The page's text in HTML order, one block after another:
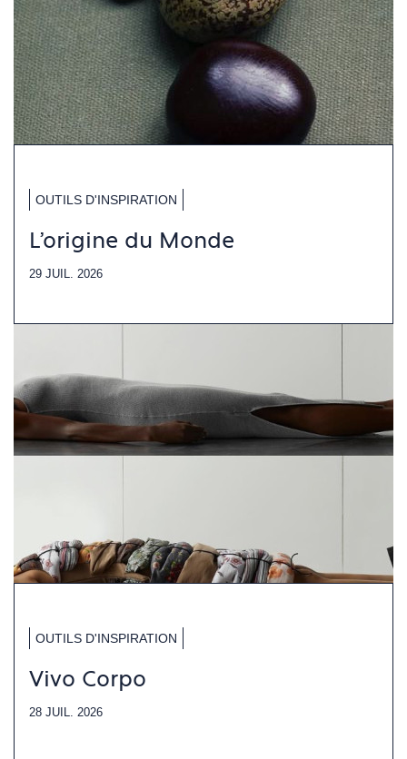
OUTILS D'INSPIRATION
L'origine du Monde
29 JUIL. 2026
OUTILS D'INSPIRATION
Vivo Corpo
28 JUIL. 2026